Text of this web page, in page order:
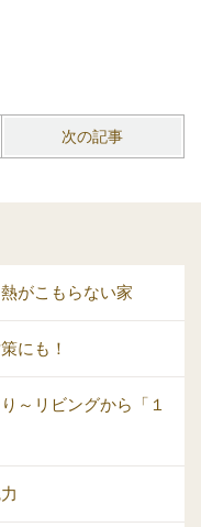
次の記事
がこもらない家
にも！
～リビングから「１